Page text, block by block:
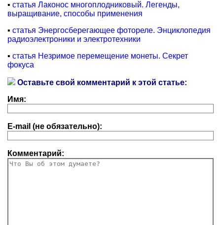
▪ статья Лаконос многоплодниковый. Легенды,
выращивание, способы применения
▪ статья Энергосберегающее фотореле. Энциклопедия
радиоэлектроники и электротехники
▪ статья Незримое перемещение монеты. Секрет
фокуса
Оставьте свой комментарий к этой статье:
Имя:
E-mail (не обязательно):
Комментарий: